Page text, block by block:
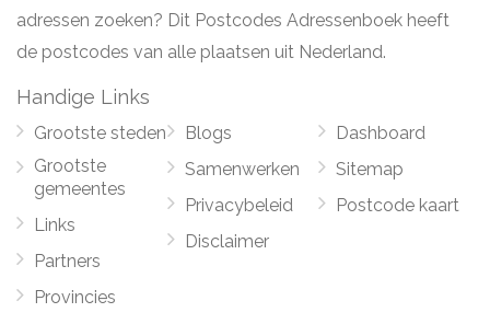
adressen zoeken? Dit Postcodes Adressenboek heeft
de postcodes van alle plaatsen uit Nederland.
Handige Links
Grootste steden
Grootste
gemeentes
Links
Partners
Provincies
Blogs
Samenwerken
Privacybeleid
Disclaimer
Dashboard
Sitemap
Postcode kaart